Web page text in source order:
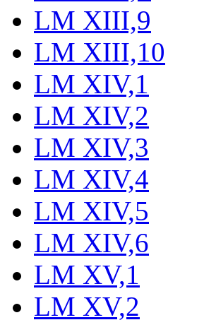
LM XIII,9
LM XIII,10
LM XIV,1
LM XIV,2
LM XIV,3
LM XIV,4
LM XIV,5
LM XIV,6
LM XV,1
LM XV,2